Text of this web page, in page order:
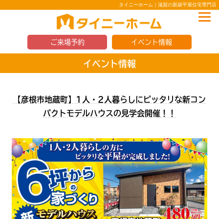
タイニーホーム｜滋賀の新築平屋住宅専門店
ご来場予約 イベント情報
イベント情報
【彦根市地蔵町】1人・2人暮らしにピッタリな新コン
パクトモデルハウスの見学会開催！！